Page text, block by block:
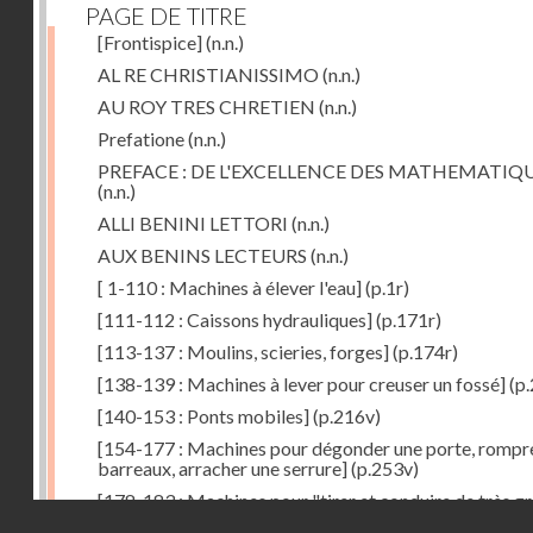
PAGE DE TITRE
[Frontispice](n.n.)
AL RE CHRISTIANISSIMO (n.n.)
AU ROY TRES CHRETIEN (n.n.)
Prefatione(n.n.)
PREFACE : DE L'EXCELLENCE DES
(n.n.)
ALLI BENINI LETTORI (n.n.)
AUX BENINS LECTEURS (n.n.)
[ 1-110 : Machines à élever l'eau](p.1r)
[111-112 : Caissons hydrauliques](p.171r)
[113-137 : Moulins, scieries, forges](p.174r)
[138-139 : Machines à lever pour creuser un fossé]
[140-153 : Ponts mobiles](p.216v)
[154-177 : Machines pour dégonder une porte,
barreaux, arracher une serrure](p.253v)
[178-183 : Machines pour "tirer et conduire de très